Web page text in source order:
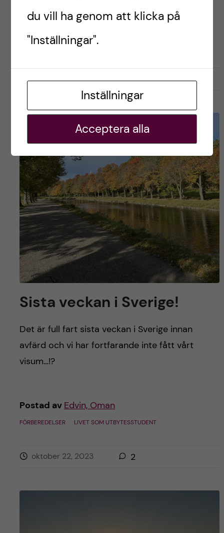
LIVET SOM UTBYTESSTUDENT
oktober 30, 2023 0
Sista veckan i Sverige!
Det är full fart sista veckan i Sverige innan
avfärd och vi har fortfarande inte fått vårt
visum…!?
Postad av Edvin, Oman
FÖRBEREDELSER LIVET SOM UTBYTESSTUDENT
oktober 22, 2023 2
du vill ha genom att klicka på
"Inställningar".
Inställningar
Acceptera alla